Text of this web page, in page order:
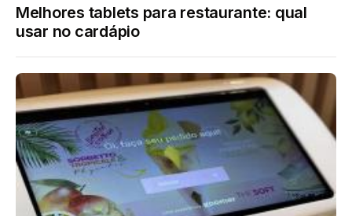
Melhores tablets para restaurante: qual
usar no cardápio